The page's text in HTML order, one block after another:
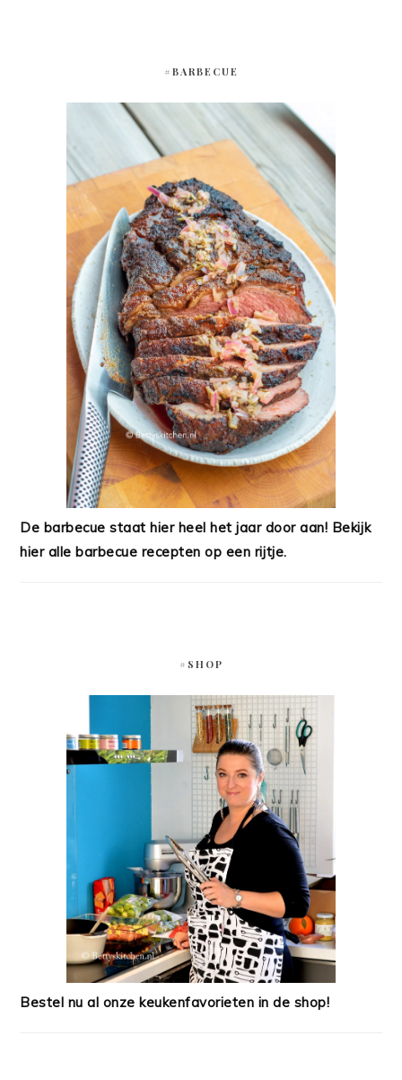
#BARBECUE
De barbecue staat hier heel het jaar door aan! Bekijk
hier alle barbecue recepten op een rijtje.
#SHOP
Bestel nu al onze keukenfavorieten in de shop!